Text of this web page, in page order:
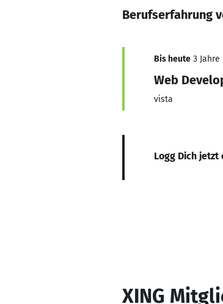
Berufserfahrung
Bis heute 3
Web
vista
Logg Dich jetzt
XING